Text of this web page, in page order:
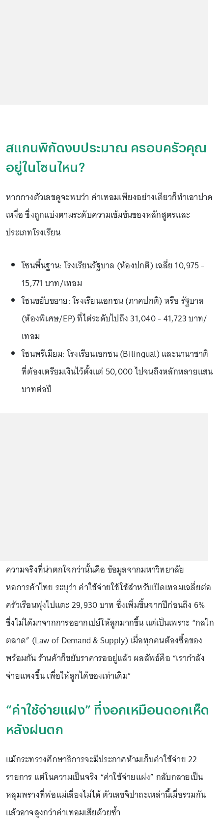
สแกนพิกัดงบประมาณ ครอบครัวคุณ
อยู่ในโซนไหน?
หากกางตัวเลขดูจะพบว่า ค่าเทอมเพียงอย่างเดียวก็ทำเอาปาด
เหงื่อ ซึ่งถูกแบ่งตามระดับความเข้มข้นของหลักสูตรและ
ประเภทโรงเรียน
โซนพื้นฐาน: โรงเรียนรัฐบาล (ห้องปกติ) เฉลี่ย 10,975 -
15,771 บาท/เทอม
โซนขยับขยาย: โรงเรียนเอกชน (ภาคปกติ) หรือ รัฐบาล
(ห้องพิเศษ/EP) ที่ไต่ระดับไปถึง 31,040 - 41,723 บาท/
เทอม
โซนพรีเมียม: โรงเรียนเอกชน (Bilingual) และนานาชาติ
ที่ต้องเตรียมเงินไว้ตั้งแต่ 50,000 ไปจนถึงหลักหลายแสน
บาทต่อปี
ความจริงที่น่าตกใจกว่านั้นคือ ข้อมูลจากมหาวิทยาลัย
หอการค้าไทย ระบุว่า ค่าใช้จ่ายใช้ใช้สำหรับเปิดเทอมเฉลี่ยต่อ
ครัวเรือนพุ่งไปแตะ 29,930 บาท ซึ่งเพิ่มขึ้นจากปีก่อนถึง 6%
ซึ่งไม่ได้มาจากการอยากเปย์ให้ลูกมากขึ้น แต่เป็นเพราะ “กลไก
ตลาด” (Law of Demand & Supply) เมื่อทุกคนต้องซื้อของ
พร้อมกัน ร้านค้าก็ขยับราคารออยู่แล้ว ผลลัพธ์คือ “เรากำลัง
จ่ายแพงขึ้น เพื่อให้ลูกได้ของเท่าเดิม”
“ค่าใช้จ่ายแฝง” ที่งอกเหมือนดอกเห็ด
หลังฝนตก
แม้กระทรวงศึกษาธิการจะมีประกาศห้ามเก็บค่าใช้จ่าย 22
รายการ แต่ในความเป็นจริง “ค่าใช้จ่ายแฝง” กลับกลายเป็น
หลุมพรางที่พ่อแม่เลี่ยงไม่ได้ ตัวเลขจิปาถะเหล่านี้เมื่อรวมกัน
แล้วอาจสูงกว่าค่าเทอมเสียด้วยซ้ำ